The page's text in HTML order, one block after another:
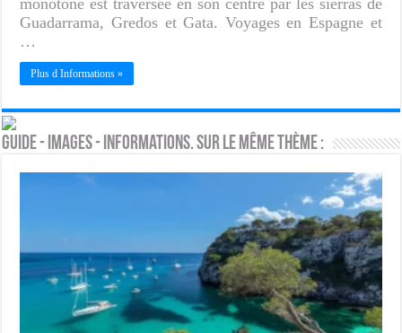
monotone est traversée en son centre par les sierras de
Guadarrama, Gredos et Gata. Voyages en Espagne et
…
Plus d Informations »
Guide - Images - Informations. Sur le même thème :